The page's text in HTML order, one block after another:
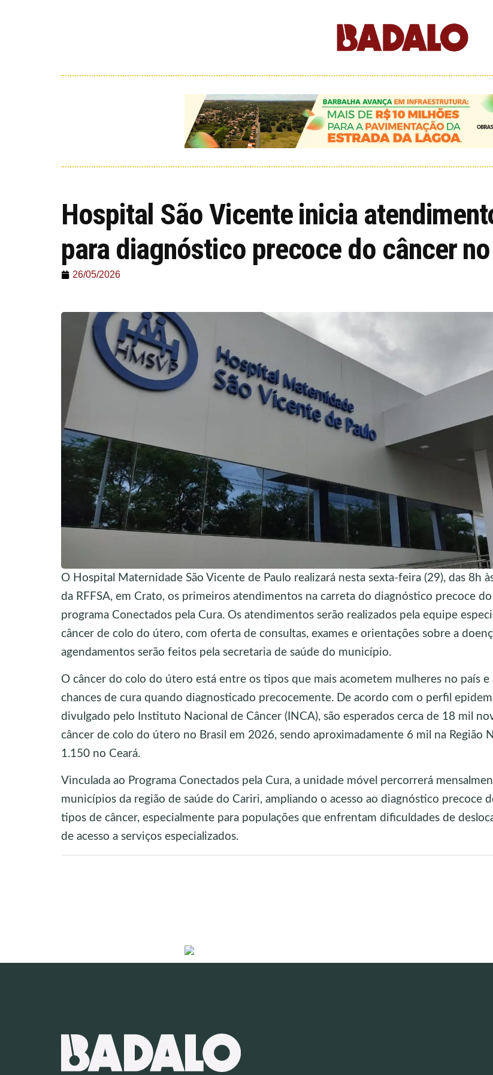
Hospital São Vicente inicia
para diagnóstico precoce do câncer
26/05/2026
O Hospital Maternidade São Vicente de Paulo realizará nesta sexta-feira (29), das 8h
da RFFSA, em Crato, os primeiros atendimentos na carreta do diagnóstico precoce
programa Conectados pela Cura. Os atendimentos serão realizados pela equipe
câncer de colo do útero, com oferta de consultas, exames e orientações sobre a
agendamentos serão feitos pela secretaria de saúde do município.
O câncer do colo do útero está entre os tipos que mais acometem mulheres no país e
chances de cura quando diagnosticado precocemente. De acordo com o perfil
divulgado pelo Instituto Nacional de Câncer (INCA), são esperados cerca de 18 mil
câncer de colo do útero no Brasil em 2026, sendo aproximadamente 6 mil na Região
1.150 no Ceará.
Vinculada ao Programa Conectados pela Cura, a unidade móvel percorrerá
municípios da região de saúde do Cariri, ampliando o acesso ao diagnóstico precoce
tipos de câncer, especialmente para populações que enfrentam dificuldades de
de acesso a serviços especializados.